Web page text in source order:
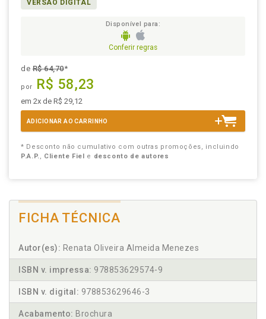
VERSÃO DIGITAL
Disponível para:
Conferir regras
deR$ 64,70*
por R$ 58,23
em 2x de R$ 29,12
ADICIONAR AO CARRINHO
* Desconto não cumulativo com outras promoções, incluindo
P.A.P., Cliente Fiel e desconto de autores
FICHA TÉCNICA
Autor(es): Renata Oliveira Almeida Menezes
ISBN v. impressa: 978853629574-9
ISBN v. digital: 978853629646-3
Acabamento: Brochura